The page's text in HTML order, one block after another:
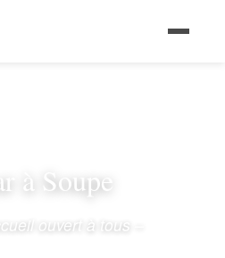
à Soupe
ouvert à tous –